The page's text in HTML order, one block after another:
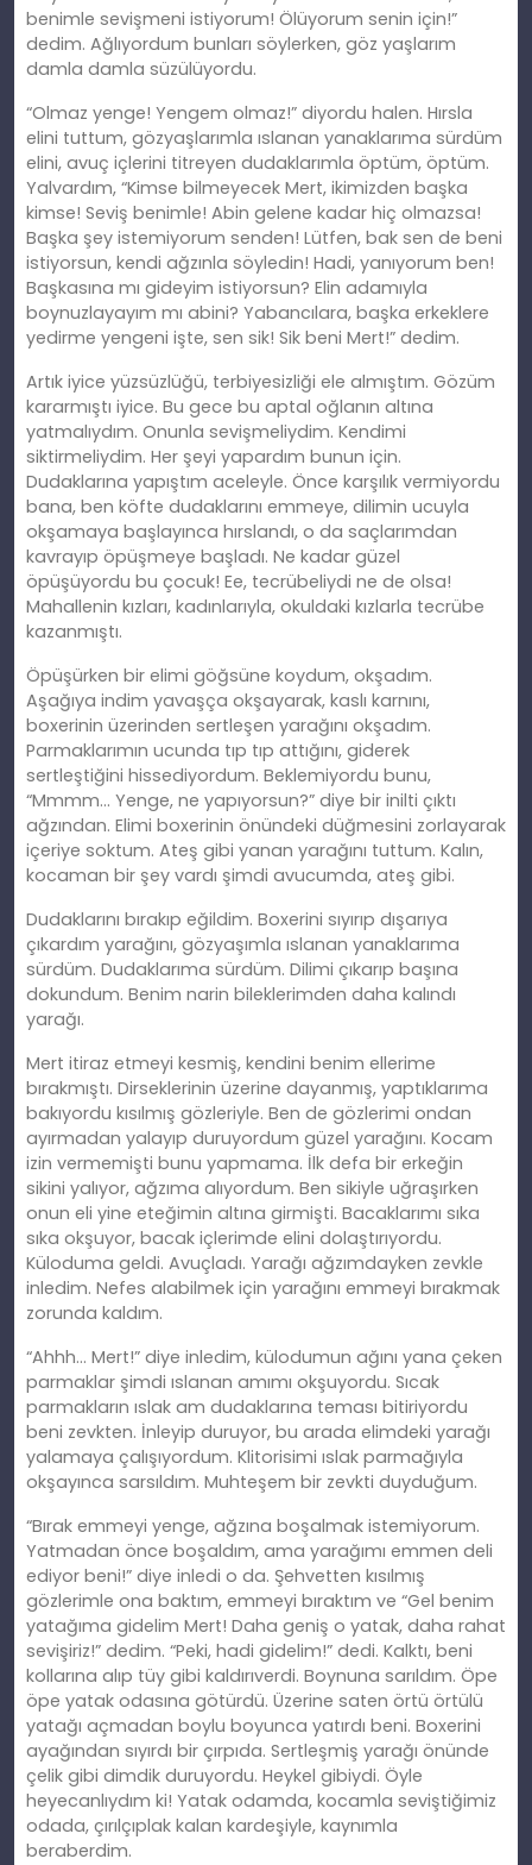
benimle sevişmeni istiyorum! Ölüyorum senin için!”
dedim. Ağlıyordum bunları söylerken, göz yaşlarım
damla damla süzülüyordu.
“Olmaz yenge! Yengem olmaz!” diyordu halen. Hırsla
elini tuttum, gözyaşlarımla ıslanan yanaklarıma sürdüm
elini, avuç içlerini titreyen dudaklarımla öptüm, öptüm.
Yalvardım, “Kimse bilmeyecek Mert, ikimizden başka
kimse! Seviş benimle! Abin gelene kadar hiç olmazsa!
Başka şey istemiyorum senden! Lütfen, bak sen de beni
istiyorsun, kendi ağzınla söyledin! Hadi, yanıyorum ben!
Başkasına mı gideyim istiyorsun? Elin adamıyla
boynuzlayayım mı abini? Yabancılara, başka erkeklere
yedirme yengeni işte, sen sik! Sik beni Mert!” dedim.
Artık iyice yüzsüzlüğü, terbiyesizliği ele almıştım. Gözüm
kararmıştı iyice. Bu gece bu aptal oğlanın altına
yatmalıydım. Onunla sevişmeliydim. Kendimi
siktirmeliydim. Her şeyi yapardım bunun için.
Dudaklarına yapıştım aceleyle. Önce karşılık vermiyordu
bana, ben köfte dudaklarını emmeye, dilimin ucuyla
okşamaya başlayınca hırslandı, o da saçlarımdan
kavrayıp öpüşmeye başladı. Ne kadar güzel
öpüşüyordu bu çocuk! Ee, tecrübeliydi ne de olsa!
Mahallenin kızları, kadınlarıyla, okuldaki kızlarla tecrübe
kazanmıştı.
Öpüşürken bir elimi göğsüne koydum, okşadım.
Aşağıya indim yavaşça okşayarak, kaslı karnını,
boxerinin üzerinden sertleşen yarağını okşadım.
Parmaklarımın ucunda tıp tıp attığını, giderek
sertleştiğini hissediyordum. Beklemiyordu bunu,
“Mmmm… Yenge, ne yapıyorsun?” diye bir inilti çıktı
ağzından. Elimi boxerinin önündeki düğmesini zorlayarak
içeriye soktum. Ateş gibi yanan yarağını tuttum. Kalın,
kocaman bir şey vardı şimdi avucumda, ateş gibi.
Dudaklarını bırakıp eğildim. Boxerini sıyırıp dışarıya
çıkardım yarağını, gözyaşımla ıslanan yanaklarıma
sürdüm. Dudaklarıma sürdüm. Dilimi çıkarıp başına
dokundum. Benim narin bileklerimden daha kalındı
yarağı.
Mert itiraz etmeyi kesmiş, kendini benim ellerime
bırakmıştı. Dirseklerinin üzerine dayanmış, yaptıklarıma
bakıyordu kısılmış gözleriyle. Ben de gözlerimi ondan
ayırmadan yalayıp duruyordum güzel yarağını. Kocam
izin vermemişti bunu yapmama. İlk defa bir erkeğin
sikini yalıyor, ağzıma alıyordum. Ben sikiyle uğraşırken
onun eli yine eteğimin altına girmişti. Bacaklarımı sıka
sıka okşuyor, bacak içlerimde elini dolaştırıyordu.
Küloduma geldi. Avuçladı. Yarağı ağzımdayken zevkle
inledim. Nefes alabilmek için yarağını emmeyi bırakmak
zorunda kaldım.
“Ahhh… Mert!” diye inledim, külodumun ağını yana çeken
parmaklar şimdi ıslanan amımı okşuyordu. Sıcak
parmakların ıslak am dudaklarına teması bitiriyordu
beni zevkten. İnleyip duruyor, bu arada elimdeki yarağı
yalamaya çalışıyordum. Klitorisimi ıslak parmağıyla
okşayınca sarsıldım. Muhteşem bir zevkti duyduğum.
“Bırak emmeyi yenge, ağzına boşalmak istemiyorum.
Yatmadan önce boşaldım, ama yarağımı emmen deli
ediyor beni!” diye inledi o da. Şehvetten kısılmış
gözlerimle ona baktım, emmeyi bıraktım ve “Gel benim
yatağıma gidelim Mert! Daha geniş o yatak, daha rahat
sevişiriz!” dedim. “Peki, hadi gidelim!” dedi. Kalktı, beni
kollarına alıp tüy gibi kaldırıverdi. Boynuna sarıldım. Öpe
öpe yatak odasına götürdü. Üzerine saten örtü örtülü
yatağı açmadan boylu boyunca yatırdı beni. Boxerini
ayağından sıyırdı bir çırpıda. Sertleşmiş yarağı önünde
çelik gibi dimdik duruyordu. Heykel gibiydi. Öyle
heyecanlıydım ki! Yatak odamda, kocamla seviştiğimiz
odada, çırılçıplak kalan kardeşiyle, kaynımla
beraberdim.